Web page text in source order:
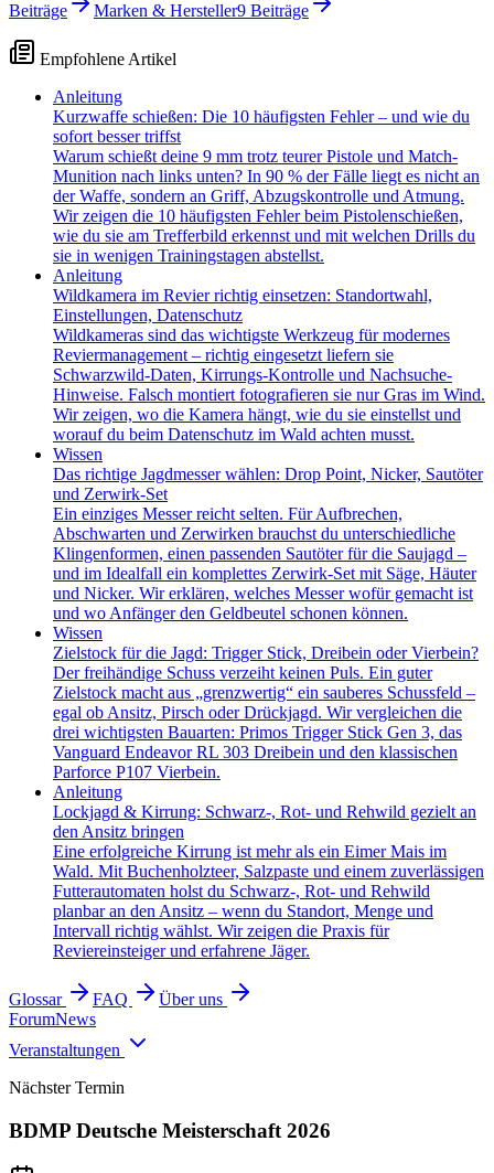
Beiträge
Marken & Hersteller9 Beiträge
Empfohlene Artikel
Anleitung
Kurzwaffe schießen: Die 10 häufigsten Fehler – und wie du
sofort besser triffst
Warum schießt deine 9 mm trotz teurer Pistole und Match-
Munition nach links unten? In 90 % der Fälle liegt es nicht an
der Waffe, sondern an Griff, Abzugskontrolle und Atmung.
Wir zeigen die 10 häufigsten Fehler beim Pistolenschießen,
wie du sie am Trefferbild erkennst und mit welchen Drills du
sie in wenigen Trainingstagen abstellst.
Anleitung
Wildkamera im Revier richtig einsetzen: Standortwahl,
Einstellungen, Datenschutz
Wildkameras sind das wichtigste Werkzeug für modernes
Reviermanagement – richtig eingesetzt liefern sie
Schwarzwild-Daten, Kirrungs-Kontrolle und Nachsuche-
Hinweise. Falsch montiert fotografieren sie nur Gras im Wind.
Wir zeigen, wo die Kamera hängt, wie du sie einstellst und
worauf du beim Datenschutz im Wald achten musst.
Wissen
Das richtige Jagdmesser wählen: Drop Point, Nicker, Sautöter
und Zerwirk-Set
Ein einziges Messer reicht selten. Für Aufbrechen,
Abschwarten und Zerwirken brauchst du unterschiedliche
Klingenformen, einen passenden Sautöter für die Saujagd –
und im Idealfall ein komplettes Zerwirk-Set mit Säge, Häuter
und Nicker. Wir erklären, welches Messer wofür gemacht ist
und wo Anfänger den Geldbeutel schonen können.
Wissen
Zielstock für die Jagd: Trigger Stick, Dreibein oder Vierbein?
Der freihändige Schuss verzeiht keinen Puls. Ein guter
Zielstock macht aus „grenzwertig“ ein sauberes Schussfeld –
egal ob Ansitz, Pirsch oder Drückjagd. Wir vergleichen die
drei wichtigsten Bauarten: Primos Trigger Stick Gen 3, das
Vanguard Endeavor RL 303 Dreibein und den klassischen
Parforce P107 Vierbein.
Anleitung
Lockjagd & Kirrung: Schwarz-, Rot- und Rehwild gezielt an
den Ansitz bringen
Eine erfolgreiche Kirrung ist mehr als ein Eimer Mais im
Wald. Mit Buchenholzteer, Salzpaste und einem zuverlässigen
Futterautomaten holst du Schwarz-, Rot- und Rehwild
planbar an den Ansitz – wenn du Standort, Menge und
Intervall richtig wählst. Wir zeigen die Praxis für
Reviereinsteiger und erfahrene Jäger.
Glossar FAQ
Über uns
ForumNews
Veranstaltungen
Nächster Termin
BDMP Deutsche Meisterschaft 2026